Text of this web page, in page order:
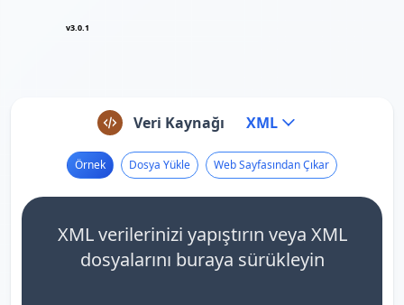
v3.0.1
Veri Kaynağı XML
Örnek Dosya Yükle Web Sayfasından Çıkar
XML verilerinizi yapıştırın veya XML
dosyalarını buraya sürükleyin